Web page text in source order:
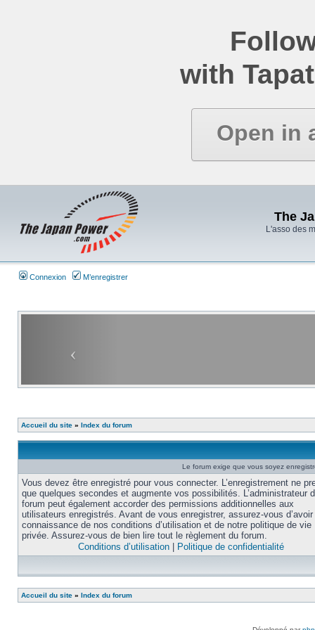
with
Open in
The
L'asso des
Connexion M’enregistrer
Accueil du site » Index du forum
Le forum exige que vous soyez
Vous devez être enregistré pour vous connecter. L’enregistrement ne
que quelques secondes et augmente vos possibilités. L’administrateur
forum peut également accorder des permissions additionnelles aux
utilisateurs enregistrés. Avant de vous enregistrer, assurez-vous
connaissance de nos conditions d’utilisation et de notre politique de vie
privée. Assurez-vous de bien lire tout le règlement du forum.
Conditions d’utilisation
Politique de confidentialité
Accueil du site » Index du forum